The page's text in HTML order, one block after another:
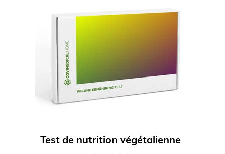
Test de nutrition végétalienne